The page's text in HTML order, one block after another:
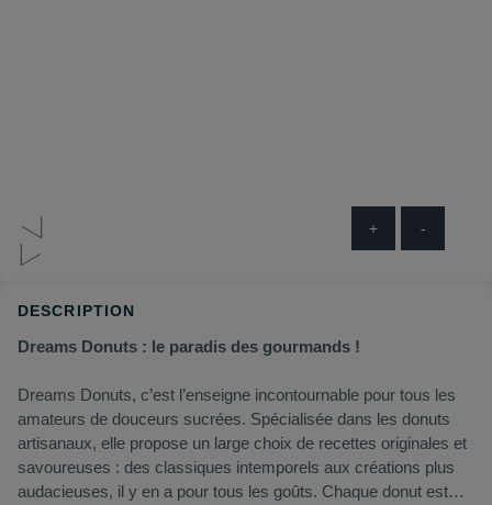
+ -
DESCRIPTION
Dreams Donuts : le paradis des gourmands !
Dreams Donuts, c’est l’enseigne incontournable pour tous les
amateurs de douceurs sucrées. Spécialisée dans les donuts
artisanaux, elle propose un large choix de recettes originales et
savoureuses : des classiques intemporels aux créations plus
audacieuses, il y en a pour tous les goûts. Chaque donut est